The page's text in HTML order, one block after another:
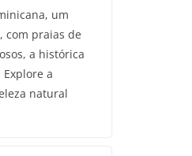
um
com praias de
a histórica
Explore a
natural